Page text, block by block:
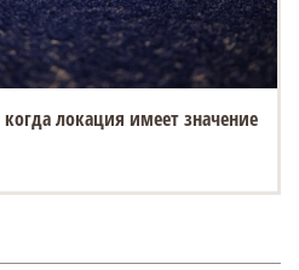
когда локация имеет значение